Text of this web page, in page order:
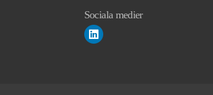
Sociala medier